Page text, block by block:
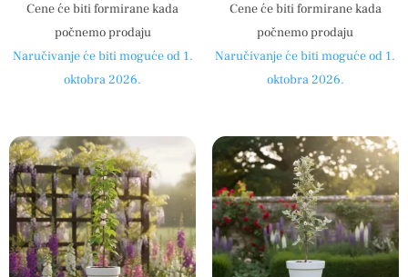
Cene će biti formirane kada
počnemo prodaju
Naručivanje će biti moguće od 1.
oktobra 2026.
Cene će biti formirane kada
počnemo prodaju
Naručivanje će biti moguće od 1.
oktobra 2026.